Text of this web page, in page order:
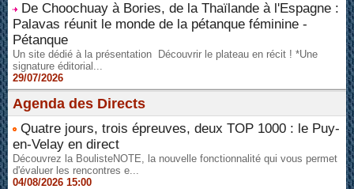
De Choochuay à Bories, de la Thaïlande à l'Espagne :
Palavas réunit le monde de la pétanque féminine -
Pétanque
Un site dédié à la présentation Découvrir le plateau en récit ! *Une
signature éditorial...
29/07/2026
Agenda des Directs
Quatre jours, trois épreuves, deux TOP 1000 : le Puy-
en-Velay en direct
Découvrez la BoulisteNOTE, la nouvelle fonctionnalité qui vous permet
d'évaluer les rencontres e...
04/08/2026 15:00